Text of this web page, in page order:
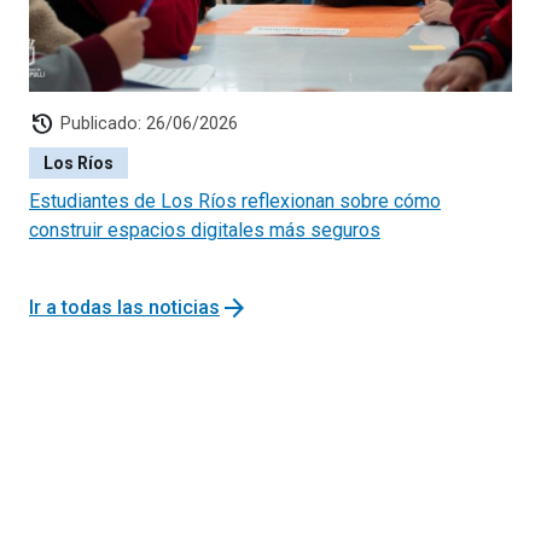
history Publicado: 26/06/2026
Los Ríos
Estudiantes de Los Ríos reflexionan sobre cómo
construir espacios digitales más seguros
Ir a todas las noticias arrow_forward